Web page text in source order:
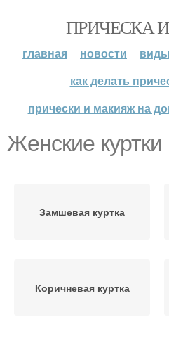
ПРИЧЕСКА
главная новости
как делать
прически и макияж на
Женские куртки
Замшевая куртка
Коричневая куртка